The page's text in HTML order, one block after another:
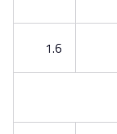
1.6